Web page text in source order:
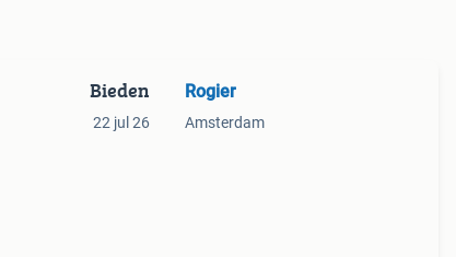
Bieden
22 jul 26
Rogier
Amsterdam